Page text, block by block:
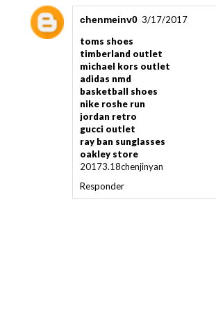
chenmeinv0 3/17/2017
toms shoes
timberland outlet
michael kors outlet
adidas nmd
basketball shoes
nike roshe run
jordan retro
gucci outlet
ray ban sunglasses
oakley store
20173.18chenjinyan
Responder